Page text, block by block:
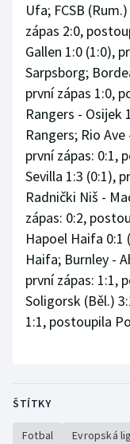
Ufa; FCSB
zápas 2:0,
Gallen 1:0 (1:0),
Sarpsborg;
první zápas 1:0,
Rangers - Osijek
Rangers; Rio
první zápas: 0:1,
Sevilla 1:3 (0:1),
Radnički Niš -
zápas: 0:2,
Hapoel Haifa 0:1
Haifa; Burnley -
první zápas: 1:1,
Soligorsk (Běl.)
1:1, postoupila
ŠTÍTKY
Fotbal Evropská